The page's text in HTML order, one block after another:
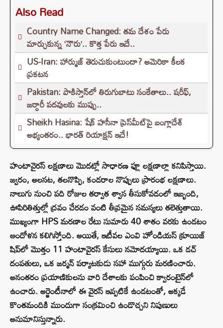
Also Read
Country Name Changed: తమ దేశం పేరు
మార్చుకున్న ‘నౌరు’.. కొత్త పేరు ఇదే..
US-Iran: హార్ముజ్ తెరుచుకుంటుందా? అమెరికా కీలక
ప్రకటన
Pakistan: పాకిస్తాన్‌లో తిరుగుబాటు సంకేతాలు.. షరీఫ్,
జర్దారీ పదవులకు ముప్పు..
Sheikh Hasina: షేక్ హసీనా ప్రెస్‌మీట్‌పై బంగ్లాదేశ్
అభ్యంతరం.. భారత్ రియాక్షన్ ఇదే!
హంటావైరస్ లక్షణాలు మొదట్లో సాధారణ ఫ్లూ లక్షణాల్లా కనిపిస్తాయి.
జ్వరం, అలసట, తలనొప్పి, కండరాల నొప్పులు ప్రారంభ లక్షణాలు.
నాలుగు నుంచి పది రోజుల తర్వాత శ్వాస తీసుకోవడంలో ఇబ్బంది,
ఊపిరితిత్తుల్లో ద్రవం చేరడం వంటి తీవ్రమైన సమస్యలు తలెత్తుతాయి.
ముఖ్యంగా HPS మరణాల రేటు సుమారు 40 శాతం వరకు ఉండటం
ఆందోళన కలిగిస్తోంది. అయితే, ఇటీవల ఎంవి హోండియస్ క్రూయిజ్
షిప్‌లో మొత్తం 11 హంటావైరస్ కేసులు నమోదయ్యాయి. ఒక డచ్
దంపతులు, ఒక జర్మన్ పర్యాటకుడు సహా ముగ్గురు మరణించారు.
అనంతరం ప్రయాణికులను వారి దేశాలకు పంపించి క్వారంటైన్‌లో
ఉంచారు. అర్జెంటీనాలో ఈ వైరస్ ఇప్పటికే ఉండటంతో, అక్కడే
కొంతమందికి ముందుగా సంక్రమించి ఉండొచ్చని నిపుణులు
అనుమానిస్తున్నారు.